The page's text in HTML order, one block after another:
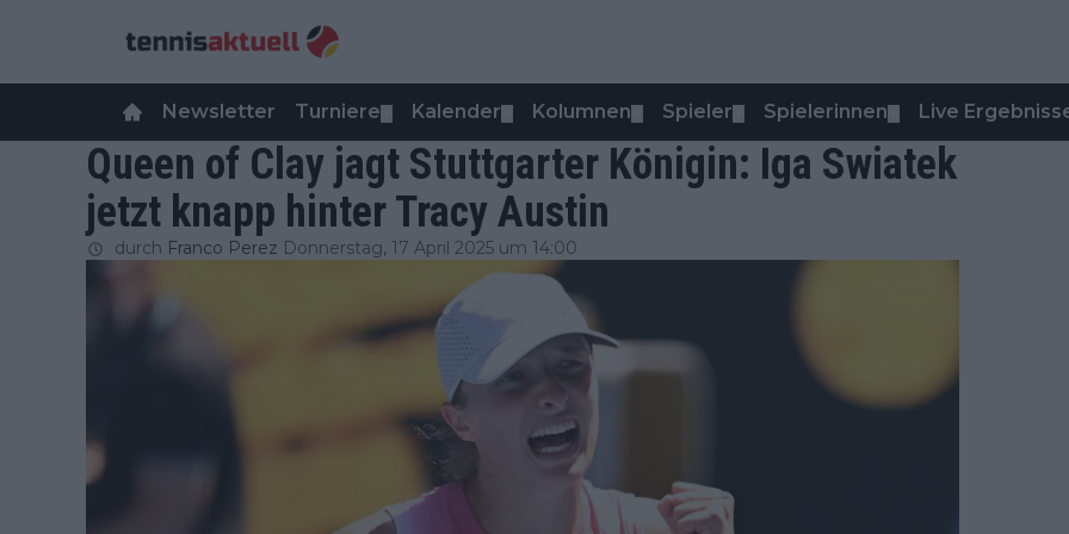
Newsletter Turniere Kalender Kolumnen Spieler Spielerinnen Live
Queen of Clay jagt Stuttgarter Königin: Iga Swiatek
jetzt knapp hinter Tracy Austin
durch Franco Perez Donnerstag, 17 April 2025 um 14:00